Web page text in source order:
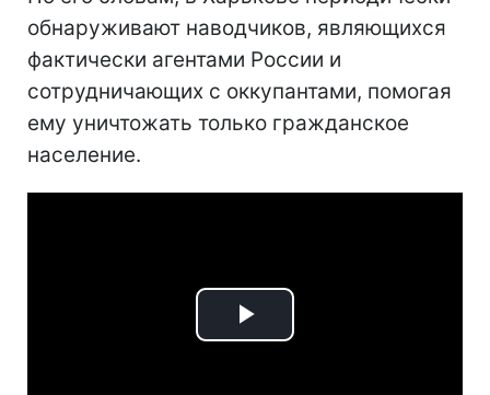
обнаруживают наводчиков, являющихся
фактически агентами России и
сотрудничающих с оккупантами, помогая
ему уничтожать только гражданское
население.
Play